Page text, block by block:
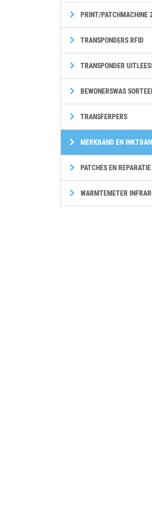
PRINT/PATCHMACHINE
TRANSPONDERS RFID
TRANSPONDER
BEWONERSWAS
TRANSFERPERS
MERKBAND EN
PATCHES EN
WARMTEMETER